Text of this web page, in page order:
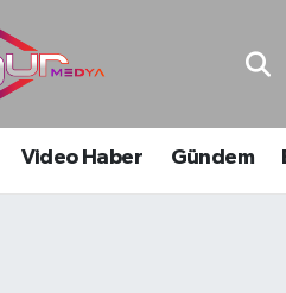
Video Haber Gündem